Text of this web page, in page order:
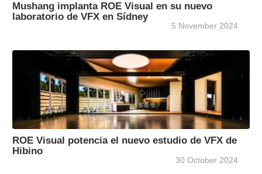
Mushang implanta ROE Visual en su nuevo
laboratorio de VFX en Sídney
5 November 2024
ROE Visual potencia el nuevo estudio de VFX de
Hibino
30 October 2024